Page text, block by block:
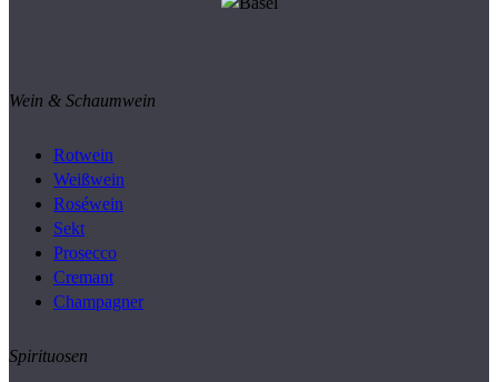
Wein & Schaumwein
Rotwein
Weißwein
Roséwein
Sekt
Prosecco
Cremant
Champagner
Spirituosen